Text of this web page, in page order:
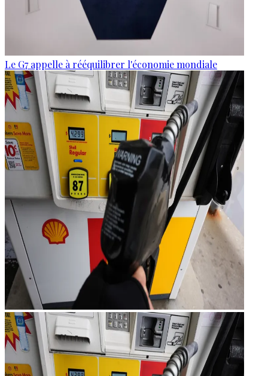
Le G7 appelle à rééquilibrer l'économie mondiale